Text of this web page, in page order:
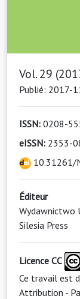
Vol. 29
Publié: 2017-
ISSN: 0208-
eISSN: 2353-
10.31261/
Éditeur
Wydawnictwo
Silesia Press
Licence CC
Ce travail est
Attribution -